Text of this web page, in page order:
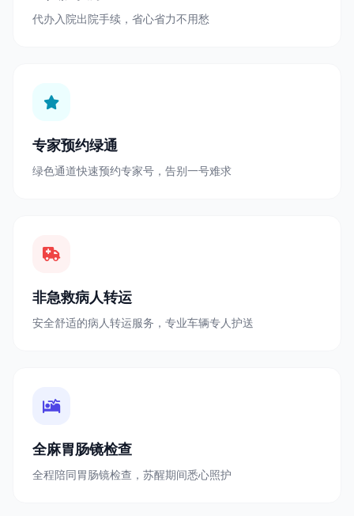
代办入院出院手续，省心省力不用愁
专家预约绿通
绿色通道快速预约专家号，告别一号难求
非急救病人转运
安全舒适的病人转运服务，专业车辆专人护送
全麻胃肠镜检查
全程陪同胃肠镜检查，苏醒期间悉心照护